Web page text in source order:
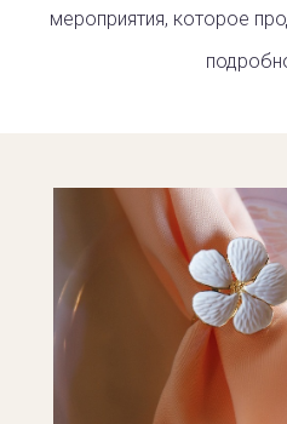
мероприятия, которое